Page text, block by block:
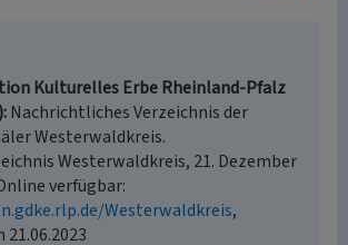
Kulturelles Erbe Rheinland-Pfalz
Nachrichtliches Verzeichnis der
Westerwaldkreis.
Westerwaldkreis, 21. Dezember
verfügbar:
Westerwaldkreis,